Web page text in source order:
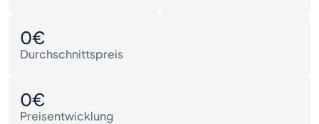
0€
Durchschnittspreis
0€
Preisentwicklung